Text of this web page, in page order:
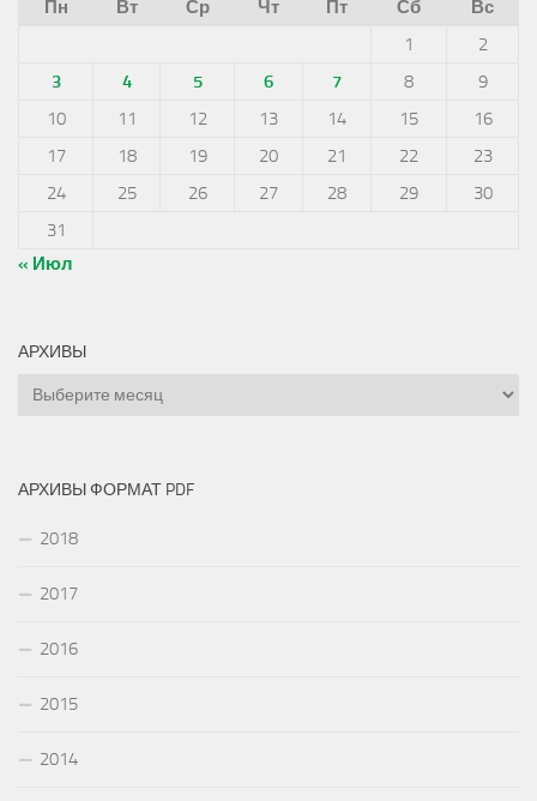
Пн
Вт Ср Чт Пт Сб
Вс
1
2
3
4 5 6 7 8
9
10
11 12 13 14 15
16
17
18 19 20 21 22
23
24
25 26 27 28 29
30
31
« Июл
АРХИВЫ
Архивы
АРХИВЫ ФОРМАТ PDF
2018
2017
2016
2015
2014